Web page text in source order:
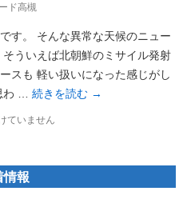
ド高槻
す。 そんな異常な天候のニュー
ういえば北朝鮮のミサイル発射
スも 軽い扱いになった感じがし
わ … 続きを読む →
ていません
情報